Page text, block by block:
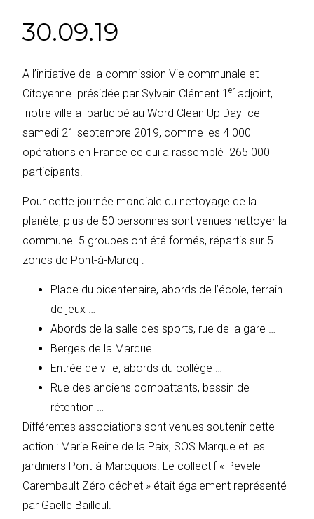
30.09.19
A l’initiative de la commission Vie communale et
Citoyenne présidée par Sylvain Clément 1er adjoint,
notre ville a participé au Word Clean Up Day ce
samedi 21 septembre 2019, comme les 4 000
opérations en France ce qui a rassemblé 265 000
participants.
Pour cette journée mondiale du nettoyage de la
planète, plus de 50 personnes sont venues nettoyer la
commune. 5 groupes ont été formés, répartis sur 5
zones de Pont-à-Marcq :
Place du bicentenaire, abords de l’école, terrain
de jeux …
Abords de la salle des sports, rue de la gare …
Berges de la Marque …
Entrée de ville, abords du collège …
Rue des anciens combattants, bassin de
rétention …
Différentes associations sont venues soutenir cette
action : Marie Reine de la Paix, SOS Marque et les
jardiniers Pont-à-Marcquois. Le collectif « Pevele
Carembault Zéro déchet » était également représenté
par Gaëlle Bailleul.